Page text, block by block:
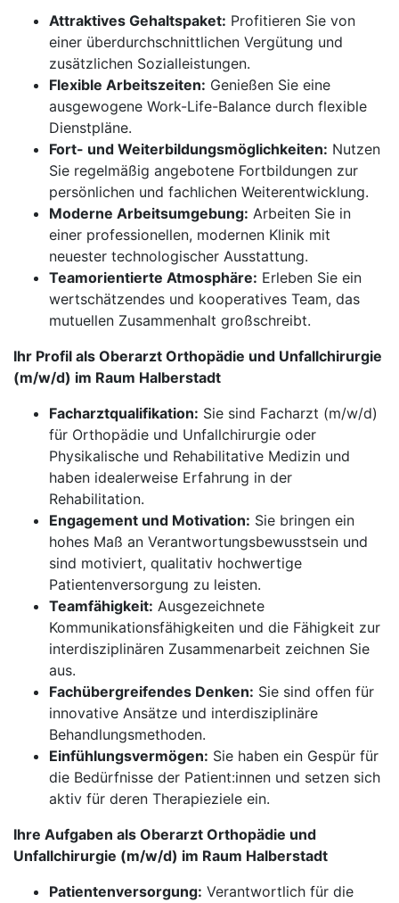
Attraktives Gehaltspaket: Profitieren Sie von
einer überdurchschnittlichen Vergütung und
zusätzlichen Sozialleistungen.
Flexible Arbeitszeiten: Genießen Sie eine
ausgewogene Work-Life-Balance durch flexible
Dienstpläne.
Fort- und Weiterbildungsmöglichkeiten: Nutzen
Sie regelmäßig angebotene Fortbildungen zur
persönlichen und fachlichen Weiterentwicklung.
Moderne Arbeitsumgebung: Arbeiten Sie in
einer professionellen, modernen Klinik mit
neuester technologischer Ausstattung.
Teamorientierte Atmosphäre: Erleben Sie ein
wertschätzendes und kooperatives Team, das
mutuellen Zusammenhalt großschreibt.
Ihr Profil als Oberarzt Orthopädie und Unfallchirurgie
(m/w/d) im Raum Halberstadt
Facharztqualifikation: Sie sind Facharzt (m/w/d)
für Orthopädie und Unfallchirurgie oder
Physikalische und Rehabilitative Medizin und
haben idealerweise Erfahrung in der
Rehabilitation.
Engagement und Motivation: Sie bringen ein
hohes Maß an Verantwortungsbewusstsein und
sind motiviert, qualitativ hochwertige
Patientenversorgung zu leisten.
Teamfähigkeit: Ausgezeichnete
Kommunikationsfähigkeiten und die Fähigkeit zur
interdisziplinären Zusammenarbeit zeichnen Sie
aus.
Fachübergreifendes Denken: Sie sind offen für
innovative Ansätze und interdisziplinäre
Behandlungsmethoden.
Einfühlungsvermögen: Sie haben ein Gespür für
die Bedürfnisse der Patient:innen und setzen sich
aktiv für deren Therapieziele ein.
Ihre Aufgaben als Oberarzt Orthopädie und
Unfallchirurgie (m/w/d) im Raum Halberstadt
Patientenversorgung: Verantwortlich für die